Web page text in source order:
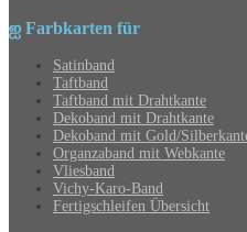
ஐ Farbkarten für
Satinband
Taftband
Taftband mit Drahtkante
Dekoband mit Drahtkante
Dekoband mit Gold/
Organzaband mit Webkante
Vliesband
Vichy-Karo-Band
Fertigschleifen Übersicht